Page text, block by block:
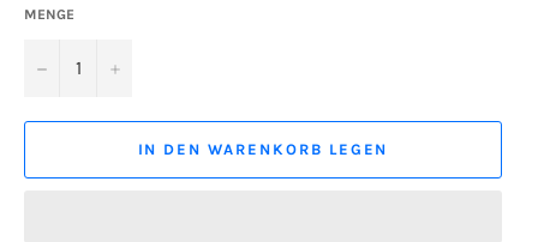
MENGE
− +
IN DEN WARENKORB LEGEN